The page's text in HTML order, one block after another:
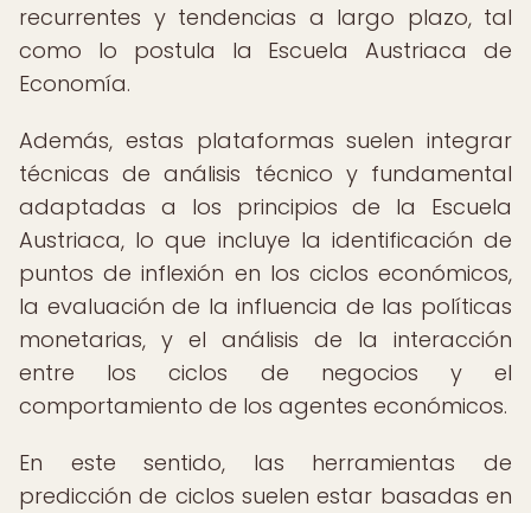
recurrentes y tendencias a largo plazo, tal
como lo postula la Escuela Austriaca de
Economía.
Además, estas plataformas suelen integrar
técnicas de análisis técnico y fundamental
adaptadas a los principios de la Escuela
Austriaca, lo que incluye la identificación de
puntos de inflexión en los ciclos económicos,
la evaluación de la influencia de las políticas
monetarias, y el análisis de la interacción
entre los ciclos de negocios y el
comportamiento de los agentes económicos.
En este sentido, las herramientas de
predicción de ciclos suelen estar basadas en